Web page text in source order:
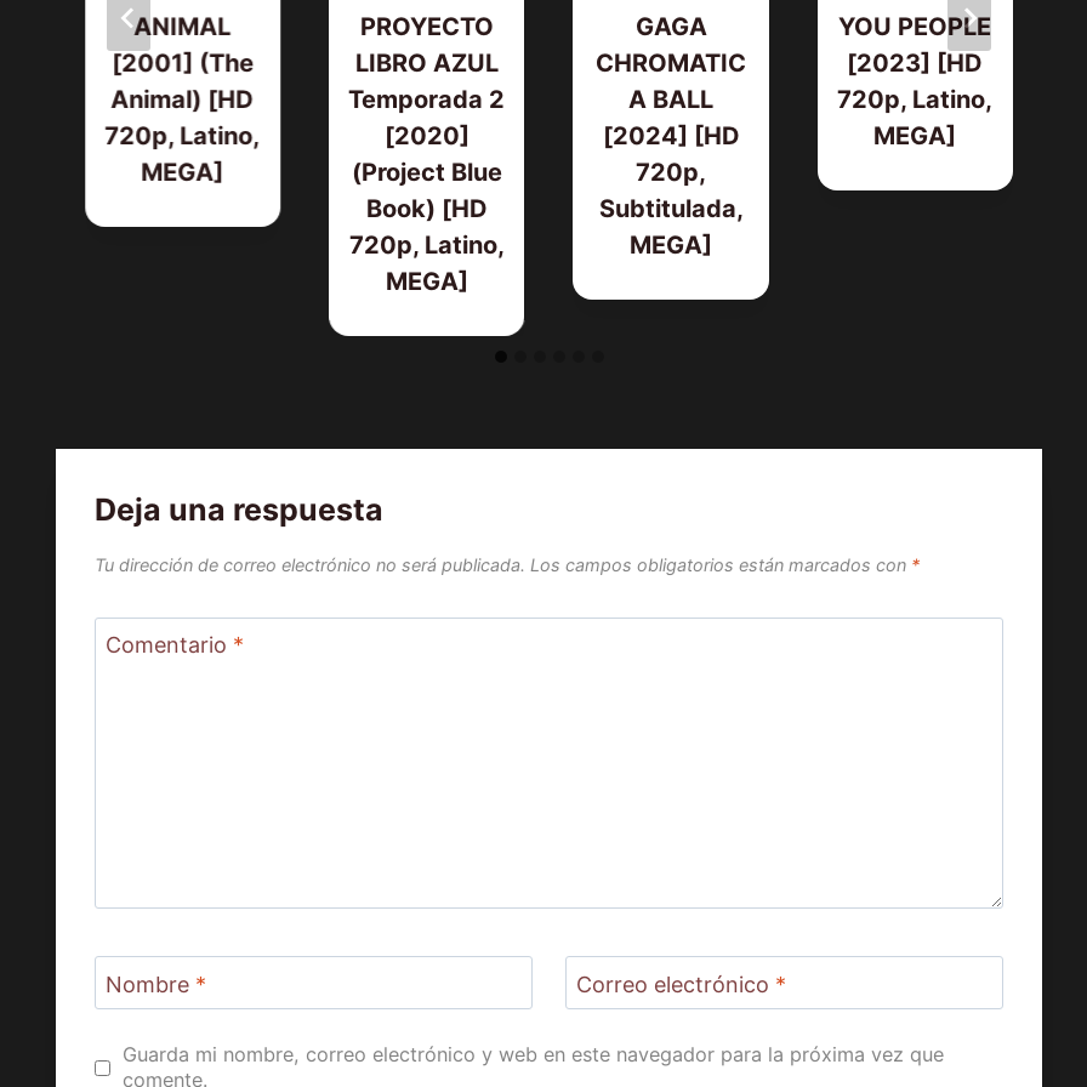
ANIMAL
[2001] (The
Animal) [HD
720p, Latino,
MEGA]
PROYECTO
LIBRO AZUL
Temporada 2
[2020]
(Project Blue
Book) [HD
720p, Latino,
MEGA]
GAGA
CHROMATIC
A BALL
[2024] [HD
720p,
Subtitulada,
MEGA]
YOU PEOPLE
[2023] [HD
720p, Latino,
MEGA]
Deja una respuesta
Tu dirección de correo electrónico no será publicada. Los campos obligatorios están marcados con *
Comentario *
Nombre * Correo electrónico *
Guarda mi nombre, correo electrónico y web en este navegador para la próxima vez que
comente.